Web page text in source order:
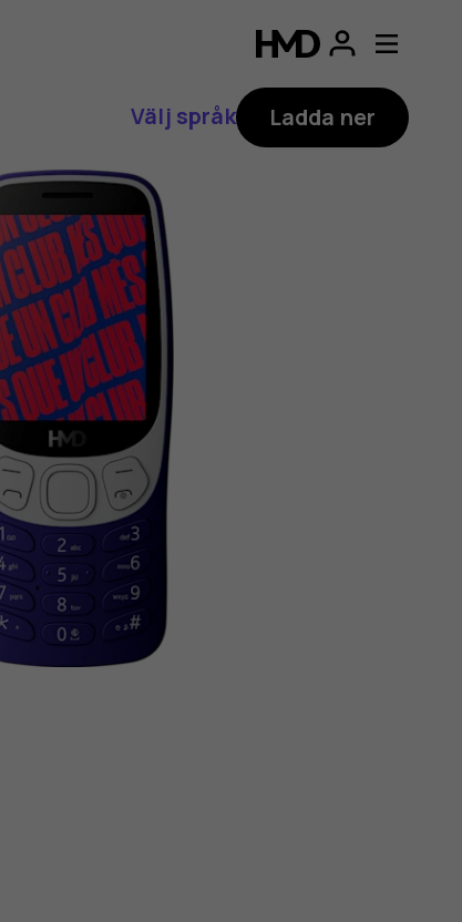
Välj språk Ladda ner